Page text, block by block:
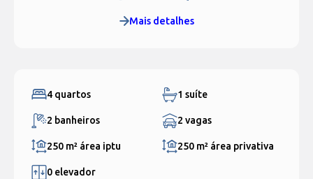
Mais detalhes
4 quartos 1 suíte
2 banheiros 2 vagas
250 m² área iptu 250 m² área privativa
0 elevador